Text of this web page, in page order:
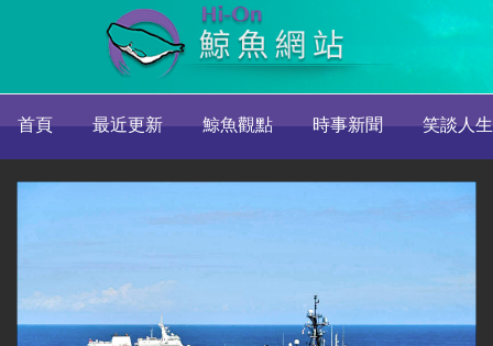
首頁 最近更新 鯨魚觀點 時事新聞 笑談人生